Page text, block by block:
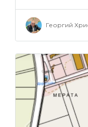
Георгий